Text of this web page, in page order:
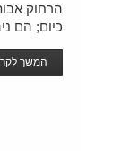
הרחוק
כיום; הם
המשך